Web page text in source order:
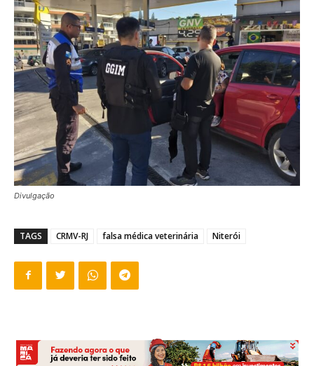
Divulgação
TAGS CRMV-RJ falsa médica veterinária Niterói